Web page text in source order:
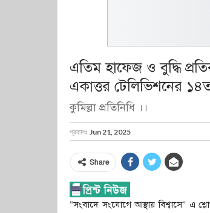
এতিম হাফেজ ও বুদ্ধি
একাত্তর টেলিভিশনের
কুমিল্লা প্রতিনিধি ।।
প্রকাশঃ Jun 21, 2025
Share
“সংবাদে সংযোগে আস্থায় বিশ্বাসে” এ